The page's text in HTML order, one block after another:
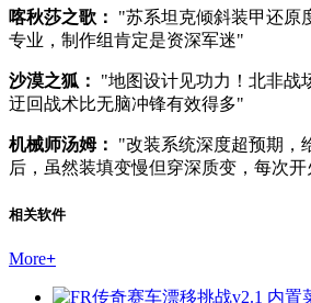
喀秋莎之歌：
"苏系坦克倾斜装甲还原
专业，制作组肯定是资深军迷"
沙漠之狐：
"地图设计见功力！北非战
迂回战术比无脑冲锋有效得多"
机械师汤姆：
"改装系统深度超预期，
后，虽然装填变慢但穿深质变，每次
相关软件
More+